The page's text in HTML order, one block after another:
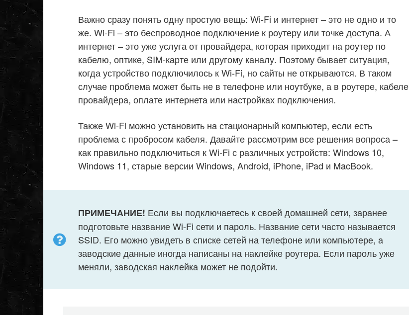
Важно сразу понять одну простую вещь: Wi-Fi и интернет – это не одно и то
же. Wi-Fi – это беспроводное подключение к роутеру или точке доступа. А
интернет – это уже услуга от провайдера, которая приходит на роутер по
кабелю, оптике, SIM-карте или другому каналу. Поэтому бывает ситуация,
когда устройство подключилось к Wi-Fi, но сайты не открываются. В таком
случае проблема может быть не в телефоне или ноутбуке, а в роутере, кабеле
провайдера, оплате интернета или настройках подключения.
Также Wi-Fi можно установить на стационарный компьютер, если есть
проблема с пробросом кабеля. Давайте рассмотрим все решения вопроса –
как правильно подключиться к Wi-Fi с различных устройств: Windows 10,
Windows 11, старые версии Windows, Android, iPhone, iPad и MacBook.
ПРИМЕЧАНИЕ! Если вы подключаетесь к своей домашней сети, заранее
подготовьте название Wi-Fi сети и пароль. Название сети часто называется
SSID. Его можно увидеть в списке сетей на телефоне или компьютере, а
заводские данные иногда написаны на наклейке роутера. Если пароль уже
меняли, заводская наклейка может не подойти.